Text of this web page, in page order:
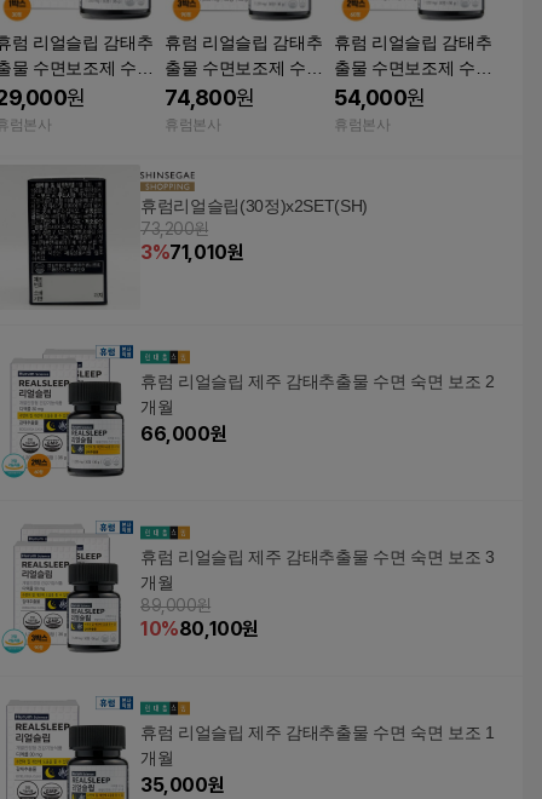
럼 리얼슬립 감태추
물 수면보조제 수면
좋은 건강 식물성 30
, 1개
원
럼본사
휴럼 리얼슬립 감태추
출물 수면보조제 수면
에좋은 건강 식물성 30
정, 3개
74,800원
휴럼본사
휴럼 리얼슬립 감태추
출물 수면보조제 수면
에좋은 건강 식물성 30
정, 2개
54,000원
휴럼본사
휴럼리얼슬립(30정)x2SET(SH)
73,200원
3%71,010원
휴럼 리얼슬립 제주 감태추출물 수면 숙면 보조 2
개월
66,000원
휴럼 리얼슬립 제주 감태추출물 수면 숙면 보조 3
개월
89,000원
10%80,100원
휴럼 리얼슬립 제주 감태추출물 수면 숙면 보조 1
개월
35,000원